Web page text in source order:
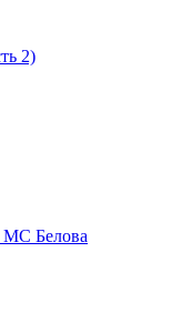
2)
МС Белова